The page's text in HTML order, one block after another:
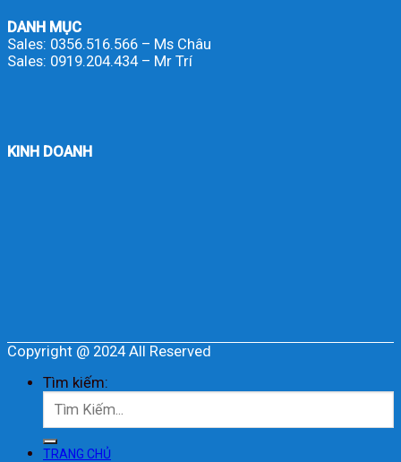
DANH MỤC
Sales: 0356.516.566 – Ms Châu
Sales: 0919.204.434 – Mr Trí
KINH DOANH
Copyright @ 2024 All Reserved
Tìm kiếm:
TRANG CHỦ